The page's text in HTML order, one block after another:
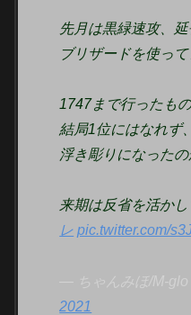
先月は黒緑速攻、
ブリザードを使っ
1747まで行ったも
結局1位にはなれず
浮き彫りになったの
来期は反省を活か
レ pic.twitter.com/
— ちゃんみほ/M-
2021